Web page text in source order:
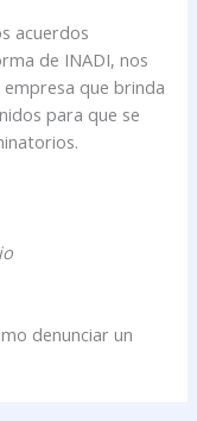
acuerdos
de INADI, nos
que brinda
para que se
denunciar un